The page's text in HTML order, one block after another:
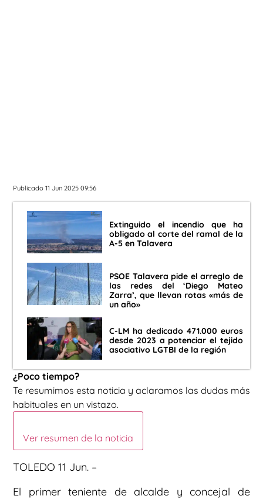
Publicado 11 Jun 2025 09:56
Extinguido el incendio que ha
obligado al corte del ramal de la
A-5 en Talavera
PSOE Talavera pide el arreglo de
las redes del ‘Diego Mateo
Zarra’, que llevan rotas «más de
un año»
C-LM ha dedicado 471.000 euros
desde 2023 a potenciar el tejido
asociativo LGTBI de la región
¿Poco tiempo?
Te resumimos esta noticia y aclaramos las dudas más
habituales en un vistazo.
Ver resumen de la noticia
TOLEDO 11 Jun. –
El primer teniente de alcalde y concejal de